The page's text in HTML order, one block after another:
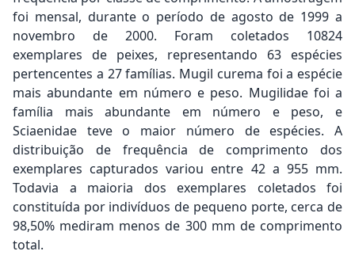
foi mensal, durante o período de agosto de 1999 a
novembro de 2000. Foram coletados 10824
exemplares de peixes, representando 63 espécies
pertencentes a 27 famílias. Mugil curema foi a espécie
mais abundante em número e peso. Mugilidae foi a
família mais abundante em número e peso, e
Sciaenidae teve o maior número de espécies. A
distribuição de frequência de comprimento dos
exemplares capturados variou entre 42 a 955 mm.
Todavia a maioria dos exemplares coletados foi
constituída por indivíduos de pequeno porte, cerca de
98,50% mediram menos de 300 mm de comprimento
total.